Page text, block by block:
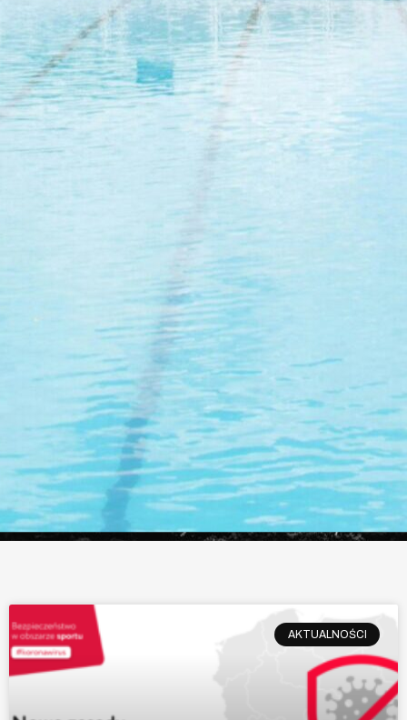
AKTUALNOŚCI